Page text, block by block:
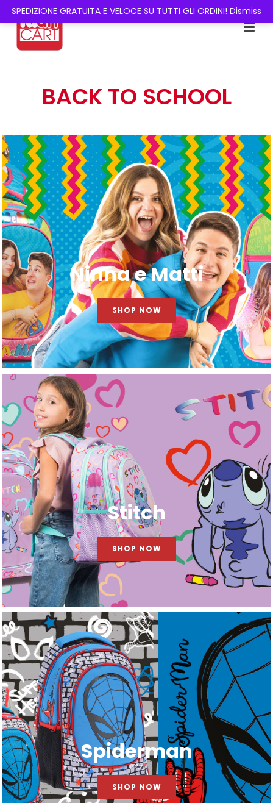
SPEDIZIONE GRATUITA E VELOCE SU TUTTI GLI ORDINI! Dismiss
BACK TO SCHOOL
Ninna e Matti
SHOP NOW
Stitch
SHOP NOW
Spiderman
SHOP NOW